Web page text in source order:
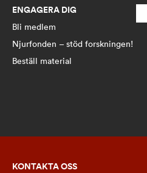
ENGAGERA DIG
Bli medlem
Njurfonden – stöd forskningen!
Beställ material
KONTAKTA OSS